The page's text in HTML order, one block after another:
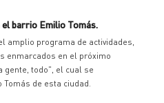
barrio Emilio Tomás.
amplio programa de actividades,
enmarcados en el próximo
gente, todo", el cual se
de esta ciudad.